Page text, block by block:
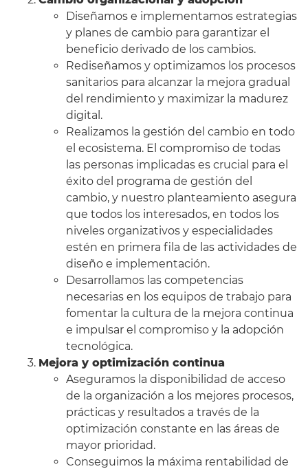
Diseñamos e implementamos estrategias
y planes de cambio para garantizar el
beneficio derivado de los cambios.
Rediseñamos y optimizamos los procesos
sanitarios para alcanzar la mejora gradual
del rendimiento y maximizar la madurez
digital.
Realizamos la gestión del cambio en todo
el ecosistema. El compromiso de todas
las personas implicadas es crucial para el
éxito del programa de gestión del
cambio, y nuestro planteamiento asegura
que todos los interesados, en todos los
niveles organizativos y especialidades
estén en primera fila de las actividades de
diseño e implementación.
Desarrollamos las competencias
necesarias en los equipos de trabajo para
fomentar la cultura de la mejora continua
e impulsar el compromiso y la adopción
tecnológica.
Mejora y optimización continua
Aseguramos la disponibilidad de acceso
de la organización a los mejores procesos,
prácticas y resultados a través de la
optimización constante en las áreas de
mayor prioridad.
Conseguimos la máxima rentabilidad de